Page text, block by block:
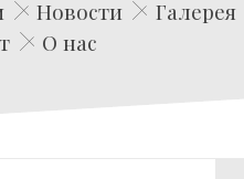
Новости
Галерея
О нас